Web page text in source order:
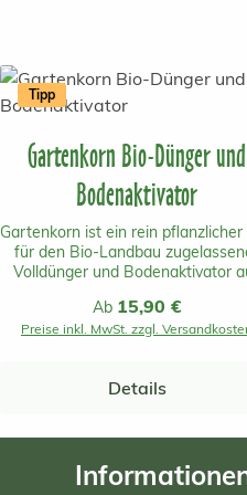
Tipp
Gartenkorn Bio-Dünger und
Bodenaktivator
Gartenkorn ist ein rein pflanzlicher
für den Bio-Landbau
Volldünger und Bodenaktivator
auch langanhaltenden Wirkung.Er
beinhaltet keine tierischen
Umwelt! Gartenkorn ist aus
Blumen, Ziergehölzen und
Ziersträuchern, Bäumen,
Regulärer Preis:
Ab 15,90 €
Preise inkl. MwSt. zzgl.
Details